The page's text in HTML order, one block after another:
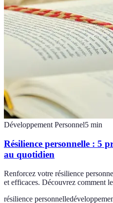
Développement Personnel5 min
Résilience personnelle : 5
au quotidien
Renforcez votre résilience
et efficaces. Découvrez comment
résilience personnelle